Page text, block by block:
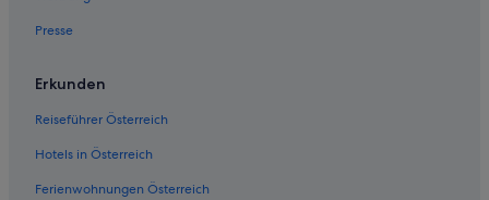
Presse
Erkunden
Reiseführer Österreich
Hotels in Österreich
Ferienwohnungen Österreich